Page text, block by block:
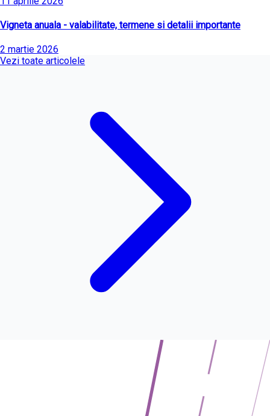
Vigneta anuala - valabilitate, termene si detalii importante
2 martie 2026
Vezi toate articolele